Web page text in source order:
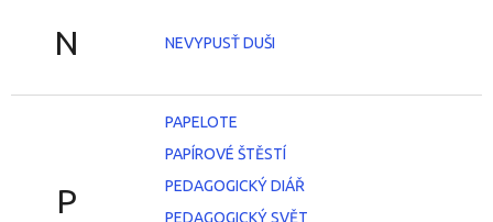
N NEVYPUSŤ DUŠI
P
PAPELOTE
PAPÍROVÉ ŠTĚSTÍ
PEDAGOGICKÝ DIÁŘ
PEDAGOGICKÝ SVĚT